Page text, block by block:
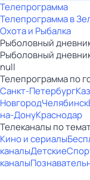
Телепрограмма
Телепрограмма в
Охота и Рыбалка
Рыболовный
Рыболовный
null
Телепрограмма по
Санкт-Петербург
НовгородЧелябинск
на-ДонуКраснодар
Телеканалы по
Кино и сериалы
каналыДетские
каналы